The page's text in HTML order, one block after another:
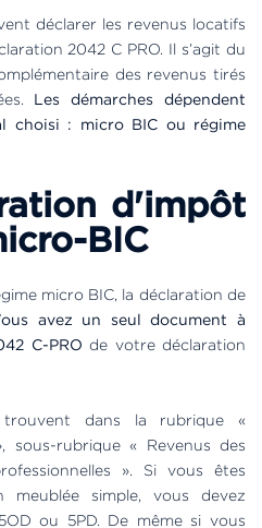
déclarer les revenus locatifs
2042 C PRO. Il s’agit du
des revenus tirés
Les démarches dépendent
choisi : micro BIC ou régime
d'impôt
BIC
micro BIC, la déclaration de
avez un seul document à
C-PRO de votre déclaration
dans la rubrique «
sous-rubrique « Revenus des
». Si vous êtes
meublée simple, vous devez
ou 5PD. De même si vous